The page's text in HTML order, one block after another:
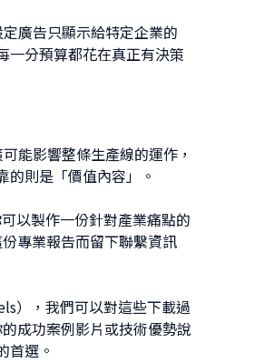
廣告只顯示給特定企業的
一分預算都花在真正有決策
能影響整條生產線的運作，
則是「價值內容」。
以製作一份針對產業痛點的
專業報告而留下聯繫資訊
），我們可以對這些下載過
成功案例影片或技術優勢說
首選。